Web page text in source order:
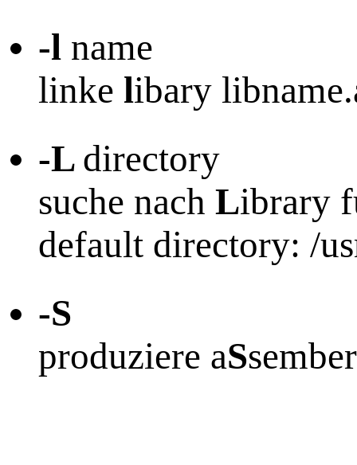
-l name
linke libary
-L directory
suche nach Library
default directory: /
-S
produziere aS